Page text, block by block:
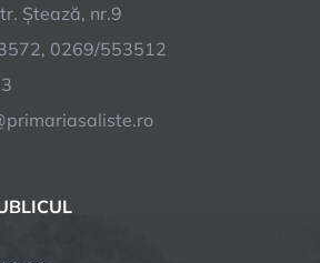
Ștează, nr.9
0269/553512